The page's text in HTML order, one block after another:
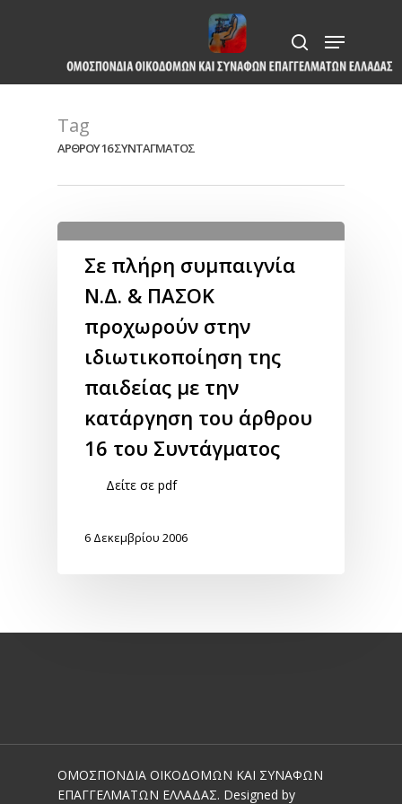
content
search
Menu
Tag
ΑΡΘΡΟΥ 16 ΣΥΝΤΑΓΜΑΤΟΣ
Σε πλήρη συμπαιγνία
Ν.Δ. & ΠΑΣΟΚ
προχωρούν στην
ιδιωτικοποίηση της
παιδείας με την
κατάργηση του άρθρου
16 του Συντάγματος
Δείτε σε pdf
6 Δεκεμβρίου 2006
ΟΜΟΣΠΟΝΔΙΑ ΟΙΚΟΔΟΜΩΝ ΚΑΙ ΣΥΝΑΦΩΝ
ΕΠΑΓΓΕΛΜΑΤΩΝ ΕΛΛΑΔΑΣ. Designed by